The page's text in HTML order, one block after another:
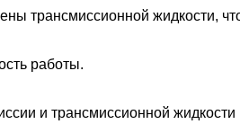
трансмиссионной жидкости,
работы.
и трансмиссионной жидкости